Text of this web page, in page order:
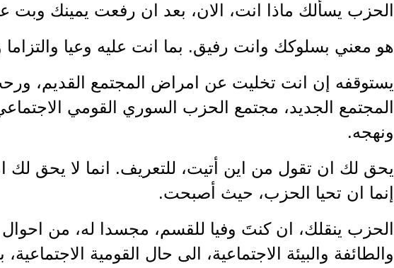
الحزب يسألك ماذا انت، الان، بعد ان رفعت يمينك
هو معني بسلوكك وانت رفيق. بما انت عليه وعيا
يستوقفه إن انت تخليت عن امراض المجتمع القديم،
المجتمع الجديد، مجتمع الحزب السوري القومي
ونهجه.
يحق لك ان تقول من اين أتيت، للتعريف. انما لا يحق
إنما ان تحيا الحزب، حيث أصبحت.
الحزب ينقلك، ان كنتَ وفيا للقسم، مجسدا له، من احوال
والطائفة والبيئة الاجتماعية، الى حال القومية الاجتماعية،